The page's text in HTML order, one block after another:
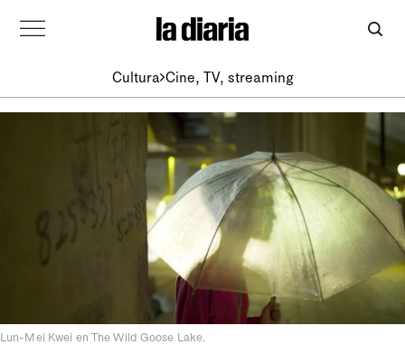
Cultura Cine, TV, streaming
Lun-Mei Kwei en The Wild Goose Lake.